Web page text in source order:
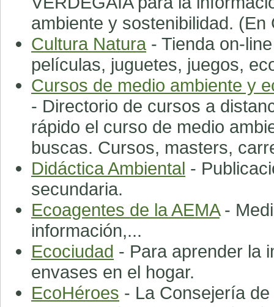
ambiente y sostenibilidad. (En
Cultura Natura - Tienda on-
películas, juguetes, juegos,
Cursos de medio ambiente y
- Directorio de cursos a
rápido el curso de medio
buscas. Cursos, masters,
Didáctica Ambiental -
secundaria.
Ecoagentes de la AEMA-
información,...
Ecociudad - Para aprender la
envases en el hogar.
EcoHéroes - La Consejería